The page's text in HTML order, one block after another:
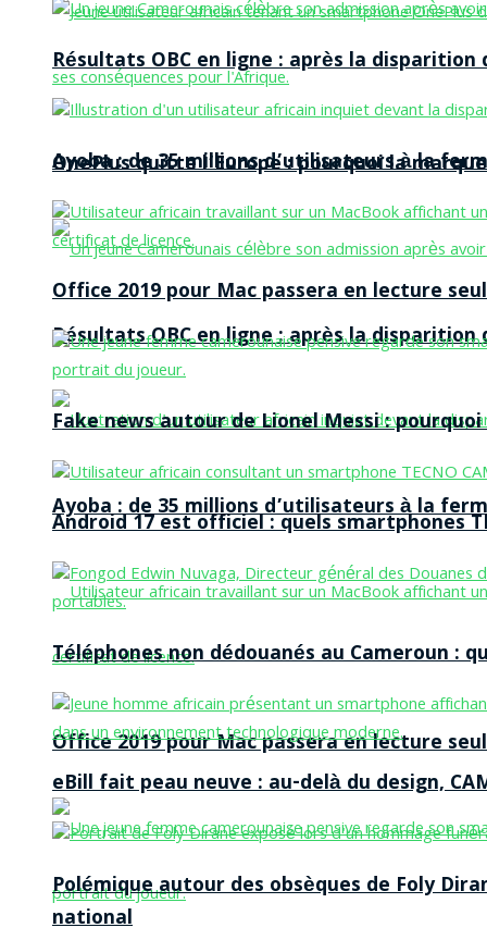
OnePlus quitte l’Europe : pourquoi la
Résultats OBC en ligne : après la disparition
Ayoba : de 35 millions d’utilisateurs à la
Office 2019 pour Mac passera en lecture
Résultats OBC en ligne : après la disparition
Ayoba : de 35 millions d’utilisateurs à la
Office 2019 pour Mac passera en lecture
Fake news autour de Lionel Messi :
Android 17 est officiel : quels smartphones
Téléphones non dédouanés au Cameroun :
eBill fait peau neuve : au-delà du design,
Polémique autour des obsèques de Foly
national